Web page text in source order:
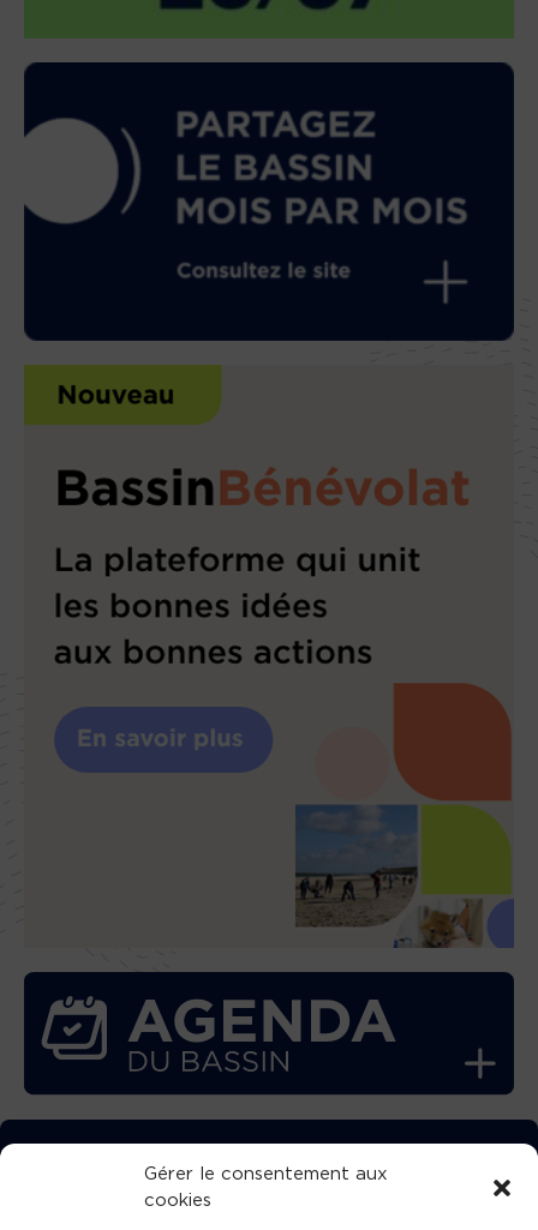
Gérer le consentement aux
cookies
TÉLÉCHARGEZ GRATUITEMENT
L’APPLICATION TVBA !